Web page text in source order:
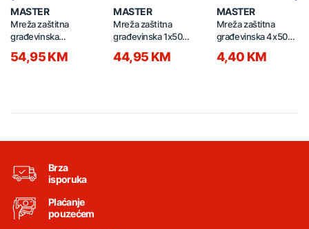
MASTER
Mreža zaštitna
građevinska
narandžasta
54,95 KM
MASTER
Mreža zaštitna
građevinska 1x50m
44,95 KM
MASTER
Mreža zaštitna
građevinska 4x50m
4x50
4,40 KM
Previous
Brza
isporuka
Plaćanje
pouzećem